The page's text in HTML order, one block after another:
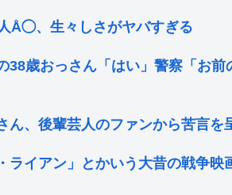
Å◯、生々しさがヤバすぎる
38歳おっさん「はい」警察「お
ん、後輩芸人のファンから苦言
ライアン」とかいう大昔の戦争